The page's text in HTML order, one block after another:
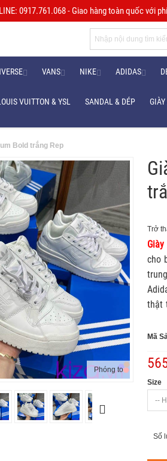
0917.761.068 - Giao hàng toàn quốc với
VANS NIKE ADIDAS
VUITTON & YSL SANDAL & DÉP
Bold trắng Rep
Phóng to
Trở
cho
thật
Mã
Size
Số